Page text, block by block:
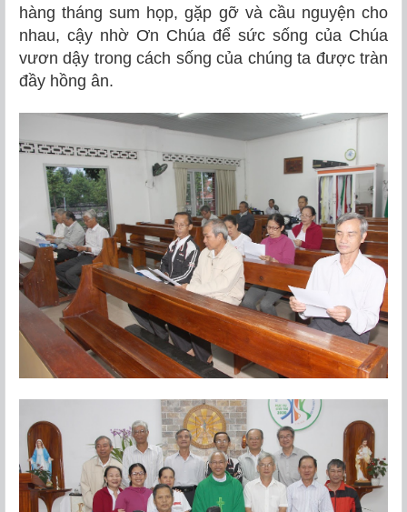
hàng tháng sum họp, gặp gỡ và cầu nguyện cho
nhau, cậy nhờ Ơn Chúa để sức sống của Chúa
vươn dậy trong cách sống của chúng ta được tràn
đầy hồng ân.